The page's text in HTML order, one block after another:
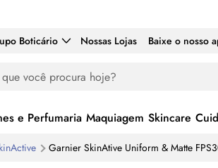
Boticário Nossas Lojas Baixe o nosso
e Perfumaria Maquiagem Skincare
Garnier SkinAtive Uniform & Matte